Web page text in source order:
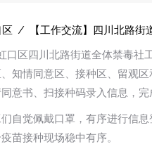
⁄
【工作交流】四川北路
口区四川北路街道全体禁毒
知情同意区、接种区、留观
意书、扫接种码录入信息，
自觉佩戴口罩，有序进行信
苗接种现场稳中有序。